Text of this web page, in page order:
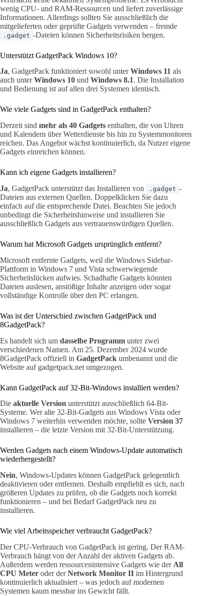
wenig CPU- und RAM-Ressourcen und liefert zuverlässige
Informationen. Allerdings sollten Sie ausschließlich die
mitgelieferten oder geprüfte Gadgets verwenden – fremde
.gadget -Dateien können Sicherheitsrisiken bergen.
Unterstützt GadgetPack Windows 10?
Ja, GadgetPack funktioniert sowohl unterWindows 11 als
auch unterWindows 10 und Windows 8.1. Die Installation
und Bedienung ist auf allen drei Systemen identisch.
Wie viele Gadgets sind in GadgetPack enthalten?
Derzeit sind mehr als 40 Gadgets enthalten, die von Uhren
und Kalendern über Wetterdienste bis hin zu Systemmonitoren
reichen. Das Angebot wächst kontinuierlich, da Nutzer eigene
Gadgets einreichen können.
Kann ich eigene Gadgets installieren?
Ja, GadgetPack unterstützt das Installieren von .gadget -
Dateien aus externen Quellen. Doppelklicken Sie dazu
einfach auf die entsprechende Datei. Beachten Sie jedoch
unbedingt die Sicherheitshinweise und installieren Sie
ausschließlich Gadgets aus vertrauenswürdigen Quellen.
Warum hat Microsoft Gadgets ursprünglich entfernt?
Microsoft entfernte Gadgets, weil die Windows Sidebar-
Plattform in Windows 7 und Vista schwerwiegende
Sicherheitslücken aufwies. Schadhafte Gadgets könnten
Dateien auslesen, anstößige Inhalte anzeigen oder sogar
vollständige Kontrolle über den PC erlangen.
Was ist der Unterschied zwischen GadgetPack und
8GadgetPack?
Es handelt sich um dasselbe Programm unter zwei
verschiedenen Namen. Am 25. Dezember 2024 wurde
8GadgetPack offiziell in GadgetPack umbenannt und die
Website auf gadgetpack.net umgezogen.
Kann GadgetPack auf 32-Bit-Windows installiert werden?
Die aktuelle Version unterstützt ausschließlich 64-Bit-
Systeme. Wer alte 32-Bit-Gadgets aus Windows Vista oder
Windows 7 weiterhin verwenden möchte, sollte Version 37
installieren – die letzte Version mit 32-Bit-Unterstützung.
Werden Gadgets nach einem Windows-Update automatisch
wiederhergestellt?
Nein, Windows-Updates können GadgetPack gelegentlich
deaktivieren oder entfernen. Deshalb empfiehlt es sich, nach
größeren Updates zu prüfen, ob die Gadgets noch korrekt
funktionieren – und bei Bedarf GadgetPack neu zu
installieren.
Wie viel Arbeitsspeicher verbraucht GadgetPack?
Der CPU-Verbrauch von GadgetPack ist gering. Der RAM-
Verbrauch hängt von der Anzahl der aktiven Gadgets ab.
Außerdem werden ressourcenintensive Gadgets wie der All
CPU Meter oder derNetwork Monitor II im Hintergrund
kontinuierlich aktualisiert – was jedoch auf modernen
Systemen kaum messbar ins Gewicht fällt.